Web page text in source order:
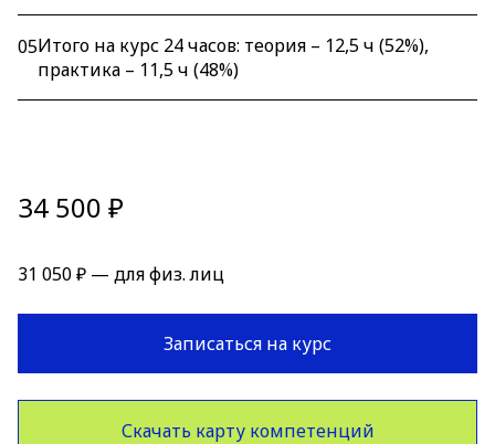
05Итого на курс 24 часов: теория – 12,5 ч (52%),
практика – 11,5 ч (48%)
34 500 ₽
31 050 ₽ — для физ. лиц
Записаться на курс
Скачать карту компетенций